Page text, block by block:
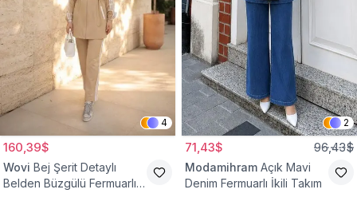
4
160,39$
Wovi Bej Şerit Detaylı
Belden Büzgülü Fermuarlı
2
71,43$ 96,43$
Modamihram Açık Mavi
Denim Fermuarlı İkili Takım